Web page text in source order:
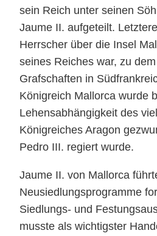
sein Reich unter seinen
Jaume II. aufgeteilt.
Herrscher über die Insel
seines Reiches war, zu
Grafschaften in
Königreich Mallorca wurde
Lehensabhängigkeit des
Königreiches Aragon
Pedro III. regiert wurde.
Jaume II. von Mallorca
Neusiedlungsprogramme
Siedlungs- und
musste als wichtigster